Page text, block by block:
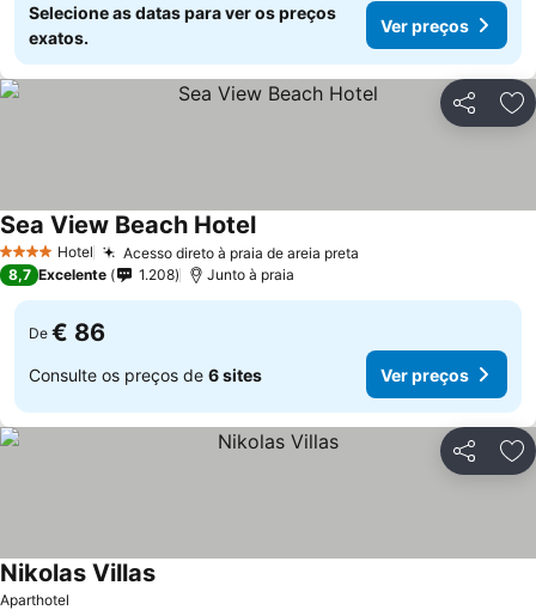
Selecione as datas para ver os preços
exatos.
Ver preços
Partilhar
4 EstrelasHotel Acesso direto à praia de areia preta
Sea View Beach HotelVer preços
8,7 Excelente 1.208 Junto à praia
De € 86
Consulte os preços de 6 sites Ver preços
Partilhar
Aparthotel
Nikolas VillasVer preços